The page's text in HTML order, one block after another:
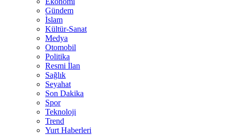
Gündem
İslam
Kültür-Sanat
Medya
Otomobil
Politika
Resmi İlan
Sağlık
Seyahat
Son Dakika
Spor
Teknoloji
Trend
Yurt Haberleri